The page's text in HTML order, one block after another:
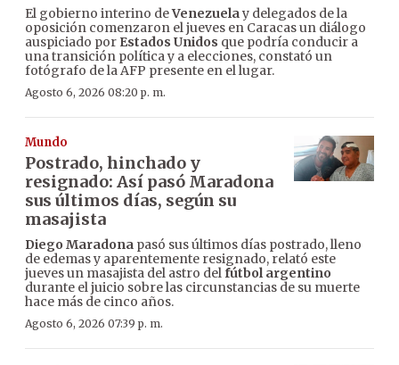
El gobierno interino deVenezuelay delegados de la
oposición comenzaron el jueves en Caracas un diálogo
auspiciado por Estados Unidos que podría conducir a
una transición política y a elecciones, constató un
fotógrafo de la AFP presente en el lugar.
Agosto 6, 2026 08:20 p. m.
Mundo
Postrado, hinchado y
resignado: Así pasó Maradona
sus últimos días, según su
masajista
Diego Maradona pasó sus últimos días postrado, lleno
de edemas y aparentemente resignado, relató este
jueves un masajista del astro delfútbol argentino
durante el juicio sobre las circunstancias de su muerte
hace más de cinco años.
Agosto 6, 2026 07:39 p. m.